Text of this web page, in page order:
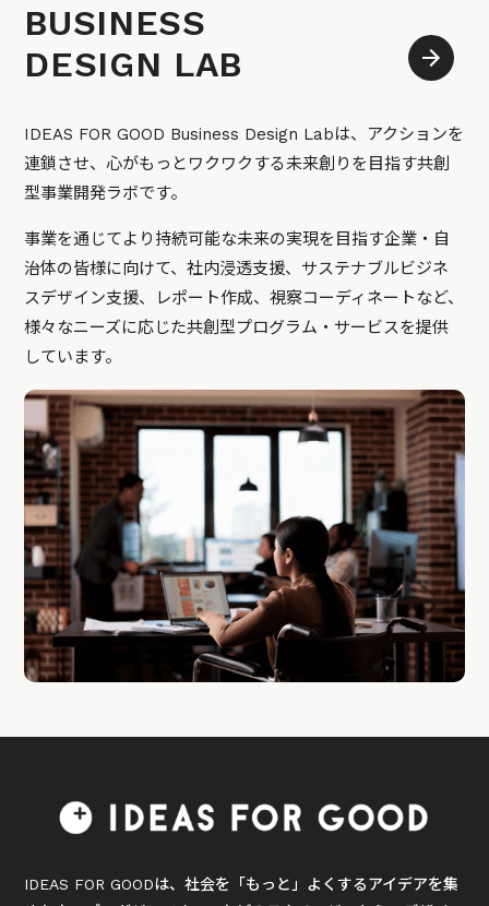
BUSINESS
DESIGN LAB
IDEAS FOR GOOD Business Design Labは、アクションを
連鎖させ、心がもっとワクワクする未来創りを目指す共創
型事業開発ラボです。
事業を通じてより持続可能な未来の実現を目指す企業・自
治体の皆様に向けて、社内浸透支援、サステナブルビジネ
スデザイン支援、レポート作成、視察コーディネートなど、
様々なニーズに応じた共創型プログラム・サービスを提供
しています。
IDEAS FOR GOODは、社会を「もっと」よくするアイデアを集